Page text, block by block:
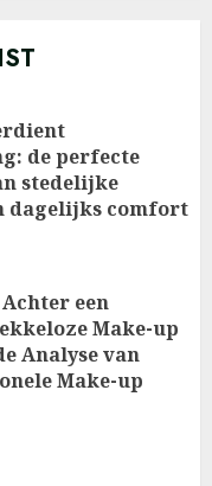
de perfecte
stedelijke
dagelijks comfort
een
Make-up
Analyse van
Make-up